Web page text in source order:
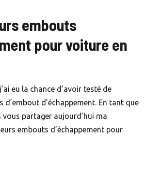
embouts
pour voiture en
eu la chance d’avoir testé de
d’embout d’échappement. En tant que
vous partager aujourd’hui ma
embouts d’échappement pour